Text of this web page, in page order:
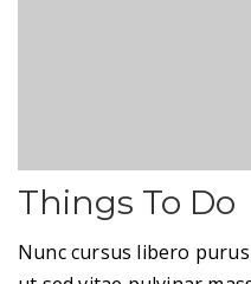
Things To Do
Nunc cursus libero